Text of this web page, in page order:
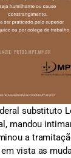
substituto
mandou
a
em vista as